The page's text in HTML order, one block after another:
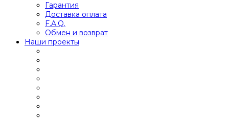
Гарантия
Доставка оплата
F.A.Q.
Обмен и возврат
Наши проекты